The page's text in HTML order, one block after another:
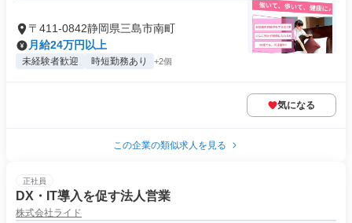
〒411-0842静岡県三島市南町
月給24万円以上
未経験者歓迎 時短勤務あり +2個
気になる
この企業の類似求人を見る
正社員
DX・IT導入を促す法人営業
株式会社ライド